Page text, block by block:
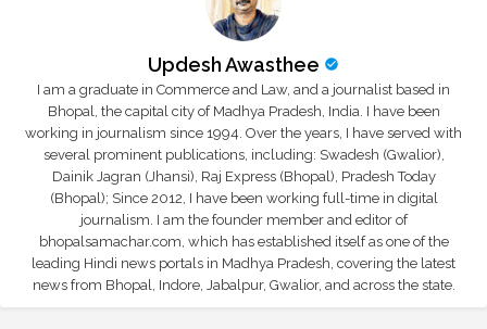
Updesh Awasthee
I am a graduate in Commerce and Law, and a journalist based in
Bhopal, the capital city of Madhya Pradesh, India. I have been
working in journalism since 1994. Over the years, I have served with
several prominent publications, including: Swadesh (Gwalior),
Dainik Jagran (Jhansi), Raj Express (Bhopal), Pradesh Today
(Bhopal); Since 2012, I have been working full-time in digital
journalism. I am the founder member and editor of
bhopalsamachar.com, which has established itself as one of the
leading Hindi news portals in Madhya Pradesh, covering the latest
news from Bhopal, Indore, Jabalpur, Gwalior, and across the state.